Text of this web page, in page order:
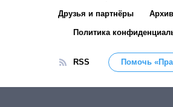
Друзья и партнёры
Политика
RSS Помочь